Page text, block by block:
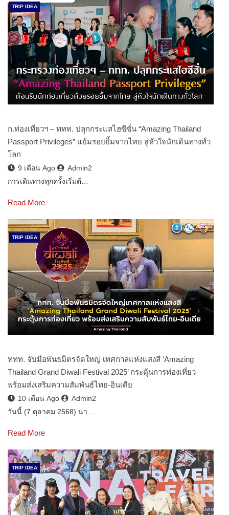
TRIP IDEA
ก.ท่องเที่ยวฯ – ททท. ปลุกกระแสไฮซีซั่น “Amazing Thailand
Passport Privileges” แย้มรอยยิ้มจากไทย สู่หัวใจนักเดินทางทั่ว
โลก
9 เดือน Ago
Admin2
การเดินทางทุกครั้งเริ่มต้…
Read More
TRIP IDEA
ททท. จับมือพันธมิตรจัดใหญ่ เทศกาลแห่งแสงสี ‘Amazing
Thailand Grand Diwali Festival 2025’ กระตุ้นการท่องเที่ยว
พร้อมส่งเสริมความสัมพันธ์ไทย-อินเดีย
10 เดือน Ago
Admin2
วันนี้ (7 ตุลาคม 2568) นา…
Read More
TRIP IDEA